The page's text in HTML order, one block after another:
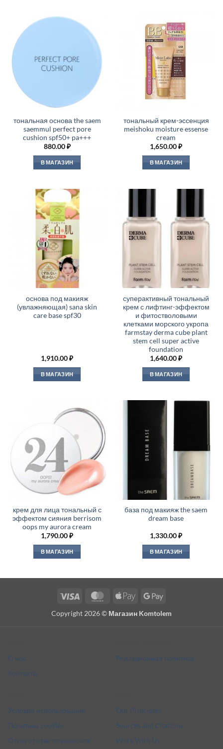
тональная основа the saem
saemmul perfect pore
cushion spf50+ pa+++
880.00₽
В МАГАЗИН
тональный крем-эссенция
meishoku moisture essense
cream
1,650.00₽
В МАГАЗИН
основа под макияж
(увлажняющая) sana skin
care base spf30
1,910.00₽
В МАГАЗИН
суперактивный тональный
крем с лифтинг-эффектом
и фитостволовыми
клетками морского укропа
farmstay derma cube plant
stem cell super active
foundation
1,640.00₽
В МАГАЗИН
крем для лица тональный с
эффектом сияния berrisom
oops my aurora cream
1,790.00₽
В МАГАЗИН
база под макияж the saem
dream base
1,330.00₽
В МАГАЗИН
Visa MasterCardApple
Google
Copyright 2026 © Магазин Komtolem
О нас
Контакты
Редакционная политика
Условия использования
Политика cookies
Отказ от ответственности
Our Principles
Sources and Citations
Work With Us